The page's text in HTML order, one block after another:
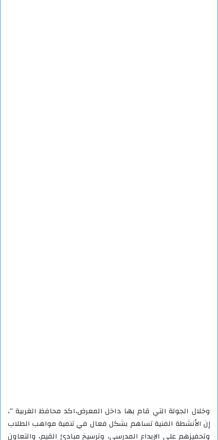
وخلال الجولة التي قام بها داخل المعرض،اكد محافظ الغربية “،
إن الأنشطة الفنية تساهم بشكل فعال في تنمية مواهب الطلاب
وتحفيزهم على الإبداع المدرسي، وترسيخ مبادئ القيم، والتعاون